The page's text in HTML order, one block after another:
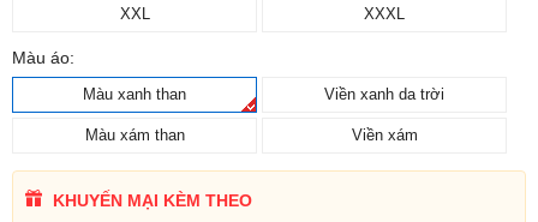
XXL XXXL
Màu áo:
Màu xanh than Viền xanh da trời
Màu xám than Viền xám
KHUYẾN MẠI KÈM THEO